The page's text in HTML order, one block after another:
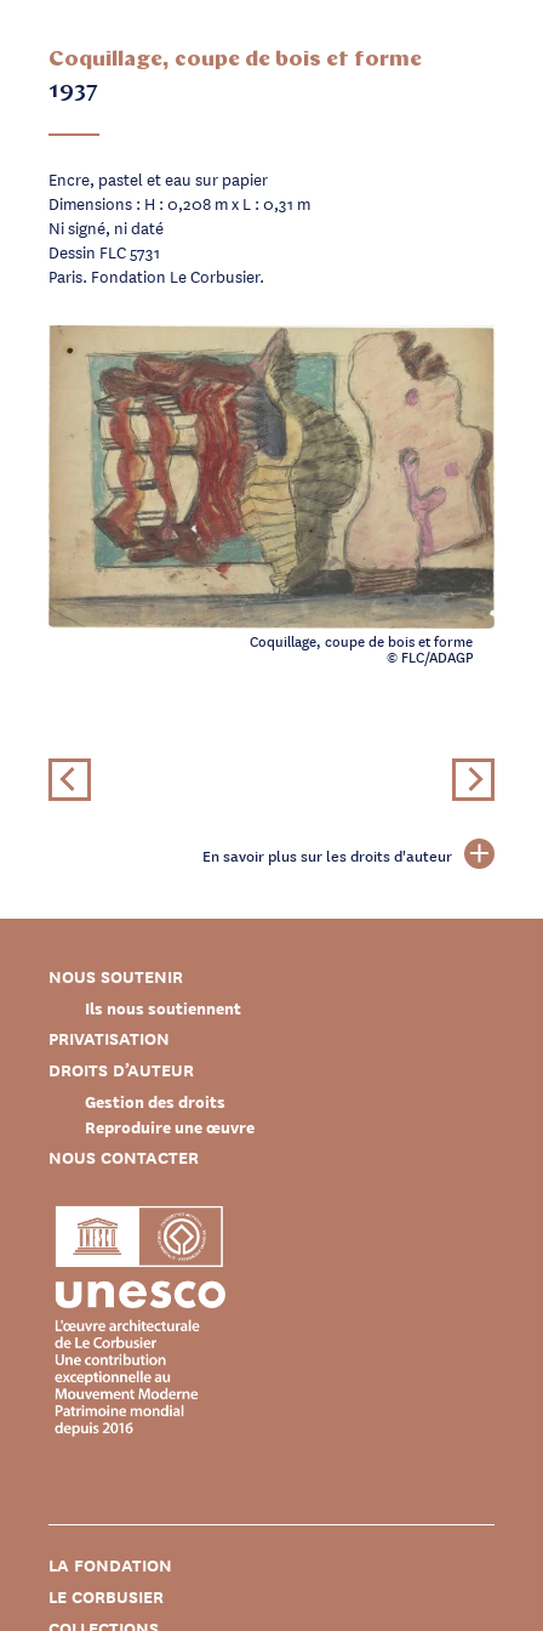
Coquillage, coupe de bois et forme
1937
Coquillage, coupe de bois et forme
© FLC/ADAGP
Encre, pastel et eau sur papier
Dimensions : H : 0,208 m x L : 0,31 m
Ni signé, ni daté
Dessin FLC 5731
Paris. Fondation Le Corbusier.
En savoir plus sur les droits d'auteur
NOUS SOUTENIR
Ils nous soutiennent
PRIVATISATION
DROITS D’AUTEUR
Gestion des droits
Reproduire une œuvre
NOUS CONTACTER
LA FONDATION
LE CORBUSIER